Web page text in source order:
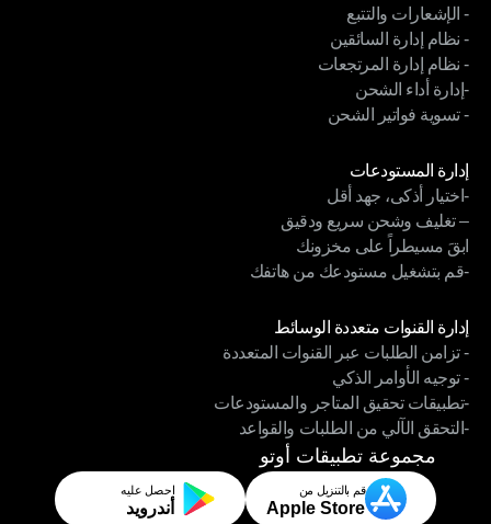
- أتمتة الشحن
- الإشعارات والتتبع
- الإشعارات والتتبع
- نظام إدارة السائقين
- نظام إدارة السائقين
- نظام إدارة المرتجعات
- نظام إدارة المرتجعات
-إدارة أداء الشحن
-إدارة أداء الشحن
- تسوية فواتير الشحن
إدارة المستودعات
إدارة المستودعات
-اختيار أذكى، جهد أقل
-اختيار أذكى، جهد أقل
– تغليف وشحن سريع ودقيق
– تغليف وشحن سريع ودقيق
ابقَ مسيطراً على مخزونك
ابقَ مسيطراً على مخزونك
-قم بتشغيل مستودعك من هاتفك
إدارة القنوات متعددة الوسائط
إدارة القنوات متعددة الوسائط
- تزامن الطلبات عبر القنوات المتعددة
- تزامن الطلبات عبر القنوات المتعددة
- توجيه الأوامر الذكي
- توجيه الأوامر الذكي
-تطبيقات تحقيق المتاجر والمستودعات
-تطبيقات تحقيق المتاجر والمستودعات
-التحقق الآلي من الطلبات والقواعد
-التحقق الآلي من الطلبات والقواعد
مجموعة تطبيقات أوتو
قم بالتنزيل من
Apple Store
احصل عليه
أندرويد